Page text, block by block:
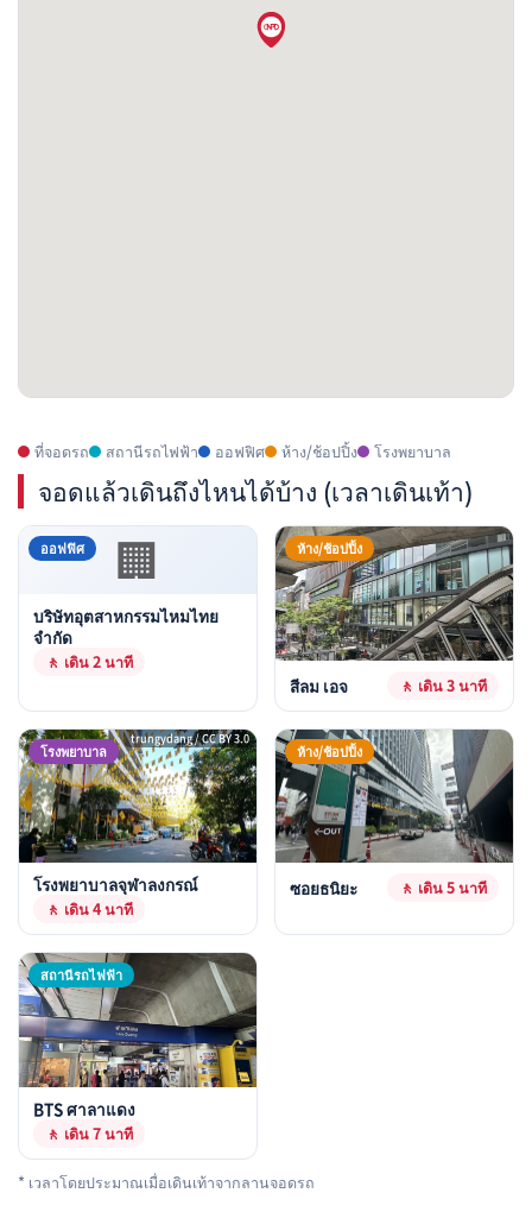
ที่จอดรถ สถานีรถไฟฟ้า ออฟฟิศ ห้าง/ช้อปปิ้ง โรงพยาบาล
จอดแล้วเดินถึงไหนได้บ้าง (เวลาเดินเท้า)
🏢
ออฟฟิศ
บริษัทอุตสาหกรรมไหมไทย
จำกัด
🚶 เดิน 2 นาที
ห้าง/ช้อปปิ้ง
สีลม เอจ 🚶 เดิน 3 นาที
trungydang / CC BY 3.0
โรงพยาบาล
โรงพยาบาลจุฬาลงกรณ์
🚶 เดิน 4 นาที
ห้าง/ช้อปปิ้ง
ซอยธนิยะ 🚶 เดิน 5 นาที
สถานีรถไฟฟ้า
BTS ศาลาแดง
🚶 เดิน 7 นาที
* เวลาโดยประมาณเมื่อเดินเท้าจากลานจอดรถ